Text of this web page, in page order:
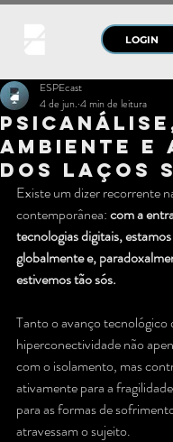
LOGIN
Ambiente e
dos Laços
ESPEcast
4 de jun. 4 min de leitura
Existe um dizer recorrente
contemporânea: com a
tecnologias digitais,
globalmente e,
estivemos tão sós.
Tanto o avanço tecnológico
hiperconectividade não
com o isolamento, mas
ativamente para a
para as formas de
atravessam o sujeito.